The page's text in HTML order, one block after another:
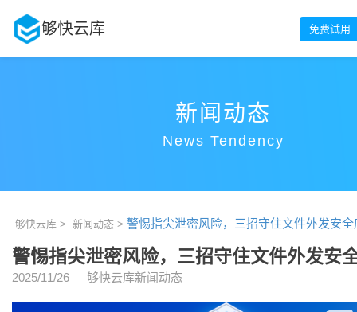
够快云库 免费试用
新闻动态
News Tendency
够快云库 > 新闻动态 > 警惕指尖泄密风险，三招守住文件外发安全
警惕指尖泄密风险，三招守住文件外发安
2025/11/26 够快云库新闻动态